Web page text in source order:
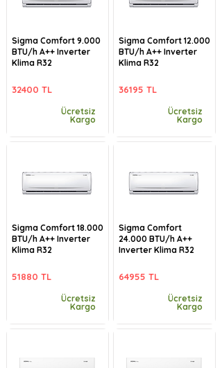
Sigma Comfort 9.000
BTU/h A++ Inverter
Klima R32
32400 TL
Ücretsiz
Kargo
Sigma Comfort 18.000
BTU/h A++ Inverter
Klima R32
51880 TL
Ücretsiz
Kargo
Sigma Comfort 12.000
BTU/h A++ Inverter
Klima R32
36195 TL
Ücretsiz
Kargo
Sigma Comfort
24.000 BTU/h A++
Inverter Klima R32
64955 TL
Ücretsiz
Kargo